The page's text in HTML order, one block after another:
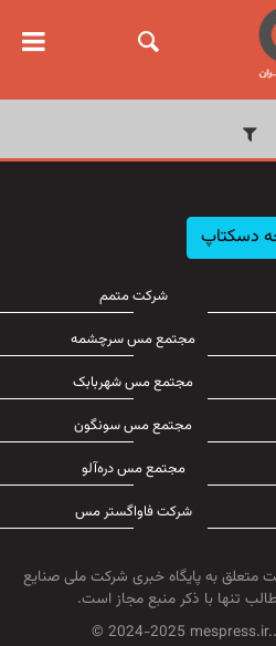
دسکتاپ
شرکت متمم
مجتمع مس سرچشمه
مجتمع مس شهربابک
مجتمع مس سونگون
مجتمع مس دره‌آلو
شرکت فاواگستر مس
متعلق به پایگاه خبری شرکت ملی صنایع
تنها با ذکر منبع مجاز است.
© 2024-2025